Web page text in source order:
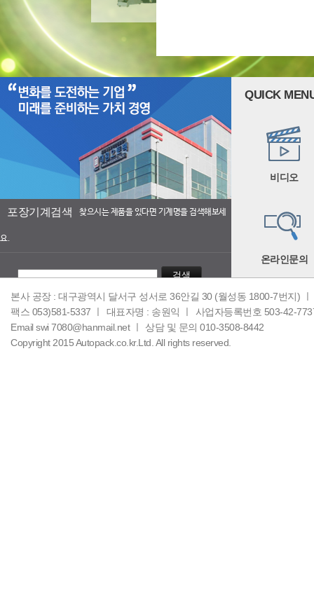
포장기계검색 찾으시는 제품을 있다면 기계명을 검색해보세
요.
검색
QUICK
비디오
온라인문의
본사 공장 : 대구광역시 달서구 성서로 36안길 30 (월성동 1800-7번지) ㅣ
팩스 053)581-5337 ㅣ
대표자명 : 송원익 ㅣ
사업자등록번호 503-42-
Email swi 7080@hanmail.net ㅣ
상담 및 문의 010-3508-8442
Copyright 2015 Autopack.co.kr.Ltd. All rights reserved.